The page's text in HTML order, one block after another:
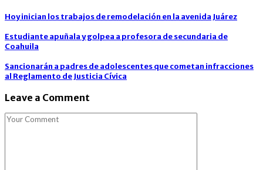
Hoy inician los trabajos de remodelación en la avenida Juárez
Estudiante apuñala y golpea a profesora de secundaria de
Coahuila
Sancionarán a padres de adolescentes que cometan infracciones
al Reglamento de Justicia Cívica
Leave a Comment